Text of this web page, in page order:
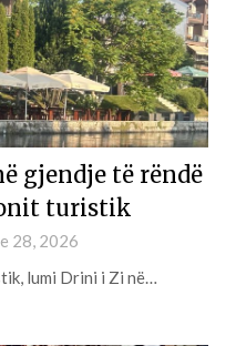
gjendje të rëndë
turistik
28, 2026
lumi Drini i Zi në…